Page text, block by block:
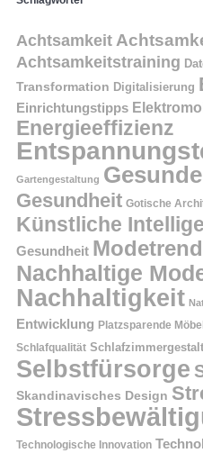
Achtsamkeit
Achtsamkeitstraining
Transformation Digitalisierung
Einrichtungstipps
Energieeffizienz
Gartengestaltung
Gesundheit Gotische
Künstliche
Gesundheit
Nachhaltige
Nachhaltigkeit
Entwicklung Platzsparende Möbel
Schlafqualität
Selbstfürsorge
Skandinavisches Design
Technologische Innovation